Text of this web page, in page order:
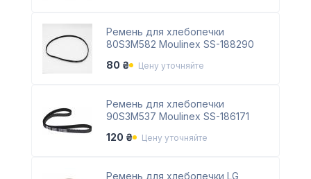
Ремень для хлебопечки
80S3M582 Moulinex SS-188290
80 ₴
Цену уточняйте
Ремень для хлебопечки
90S3M537 Moulinex SS-186171
120 ₴
Цену уточняйте
Ремень для хлебопечки LG